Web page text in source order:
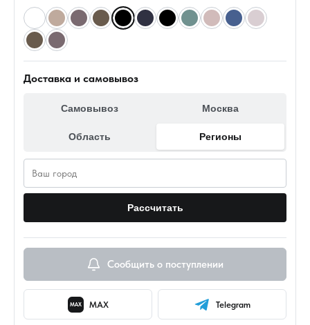
Доставка и самовывоз
Самовывоз Москва
Область Регионы
Рассчитать
Сообщить о поступлении
MAX MAX Telegram